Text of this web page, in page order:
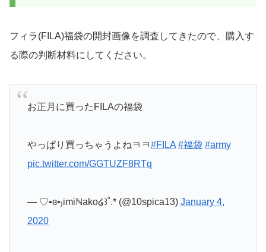
フィラ(FILA)福袋の開封画像を調査してきたので、購入す
る際の判断材料にしてください。
お正月に買ったFILAの福袋
やっぱり買っちゃうよねㅋㅋ#FILA #福袋 #army
pic.twitter.com/GGTUZF8RTq
— ♡•ɞ•₎imiℕako໒꒱˚.* (@10spica13) January 4,
2020